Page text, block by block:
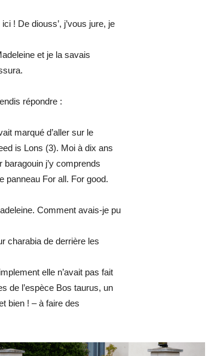
! De diouss’, j’vous jure, je
et je la savais
répondre :
marqué d’aller sur le
is Lons (3). Moi à dix ans
j’y comprends
panneau For all. For good.
Comment avais-je pu
charabia de derrière les
elle n’avait pas fait
de l’espèce Bos taurus, un
bien ! – à faire des